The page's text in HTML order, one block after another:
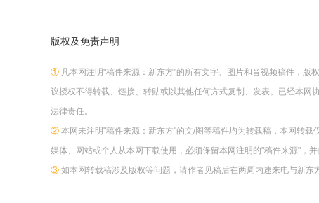
版权及免责声明
① 凡本网注明"稿件来源：新东方"的所有文字、图片和音视频稿件，
议授权不得转载、链接、转贴或以其他任何方式复制、发表。已经本
法律责任。
② 本网未注明"稿件来源：新东方"的文/图等稿件均为转载稿，本网转
媒体、网站或个人从本网下载使用，必须保留本网注明的"稿件来源"，
③ 如本网转载稿涉及版权等问题，请作者见稿后在两周内速来电与新东